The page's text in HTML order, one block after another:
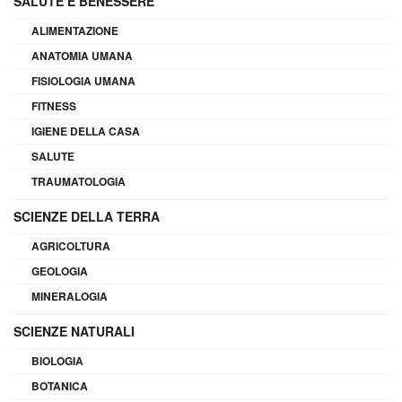
ALIMENTAZIONE
ANATOMIA UMANA
FISIOLOGIA UMANA
FITNESS
IGIENE DELLA CASA
SALUTE
TRAUMATOLOGIA
SCIENZE DELLA TERRA
AGRICOLTURA
GEOLOGIA
MINERALOGIA
SCIENZE NATURALI
BIOLOGIA
BOTANICA